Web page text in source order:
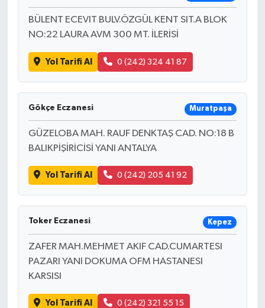
BÜLENT ECEVIT BULV.ÖZGÜL KENT SIT.A BLOK
NO:22 LAURA AVM 300 MT. İLERİSİ
Yol Tarifi Al 0 (242) 324 41 87
Gökçe Eczanesi Muratpaşa
GÜZELOBA MAH. RAUF DENKTAŞ CAD. NO:18 B
BALIKPİŞİRİCİSİ YANI ANTALYA
Yol Tarifi Al 0 (242) 205 41 92
Toker Eczanesi Kepez
ZAFER MAH.MEHMET AKIF CAD.CUMARTESI
PAZARI YANI DOKUMA OFM HASTANESI
KARSISI
Yol Tarifi Al 0 (242) 321 55 15